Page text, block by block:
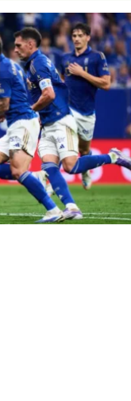
du Real
Real Madrid pour
36e journée de